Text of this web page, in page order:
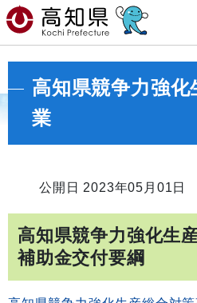
高知県競争力強
業
公開日 2023年05月01日
高知県競争力強化生
補助金交付要綱